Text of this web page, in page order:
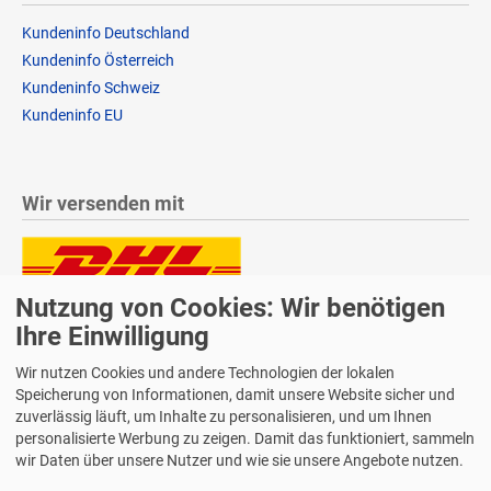
Kundeninfo Deutschland
Kundeninfo Österreich
Kundeninfo Schweiz
Kundeninfo EU
Wir versenden mit
Lieferung auch an Packstationen und Postfilialen
Samstagszustellung
Bequeme Zahlung über Paypal
Nutzung von Cookies: Wir benötigen
Ihre Einwilligung
Wir nutzen Cookies und andere Technologien der lokalen
Speicherung von Informationen, damit unsere Website sicher und
zuverlässig läuft, um Inhalte zu personalisieren, und um Ihnen
personalisierte Werbung zu zeigen. Damit das funktioniert, sammeln
wir Daten über unsere Nutzer und wie sie unsere Angebote nutzen.